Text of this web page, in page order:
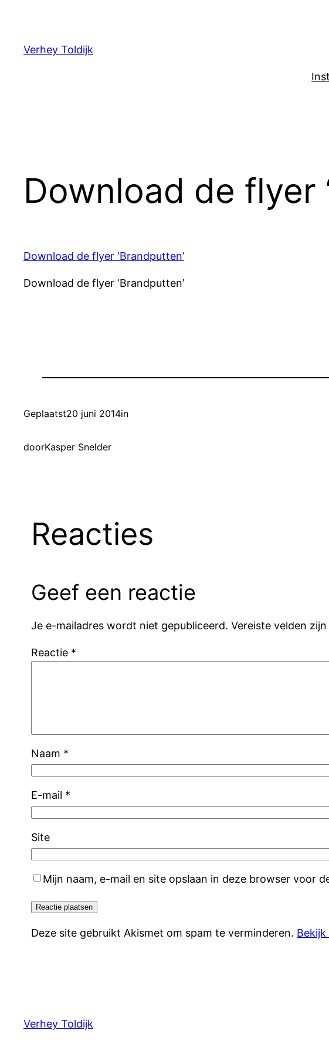
Verhey Toldijk
Download de flyer
Download de flyer ‘Brandputten’
Download de flyer ‘Brandputten’
Geplaatst20 juni 2014in
doorKasper Snelder
Reacties
Geef een reactie
Je e-mailadres wordt niet gepubliceerd. Vereiste velden
Reactie *
Naam *
E-mail *
Site
Mijn naam, e-mail en site opslaan in deze browser voor
Deze site gebruikt Akismet om spam te verminderen.
Verhey Toldijk